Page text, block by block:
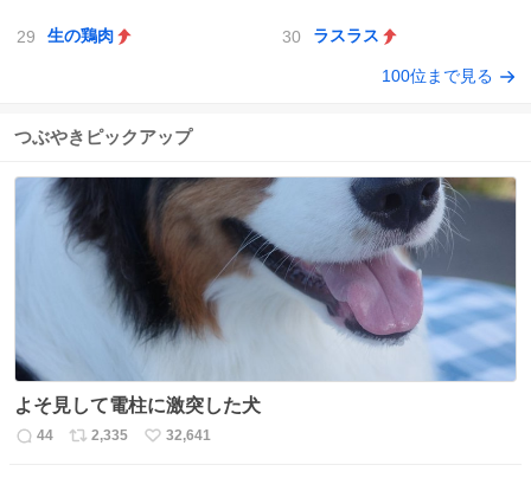
生の鶏肉 ラスラス
100位まで見る
つぶやきピックアップ
よそ見して電柱に激突した犬
返
44
リ
2,335
い
32,641